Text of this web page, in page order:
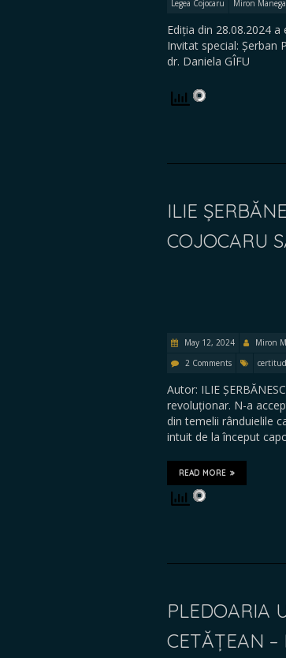
Legea Cojocaru
Miron Manega
Ediția din 28.08.2024 a
Invitat special: Șerban
dr. Daniela GÎFU
ILIE
COJOCARU
May 12, 2024 Miron
2 Comments
Autor: ILIE
revoluționar. N-a
din temelii rânduielile
intuit de la început
READ MORE
PLEDOARIA
CETĂȚEAN –